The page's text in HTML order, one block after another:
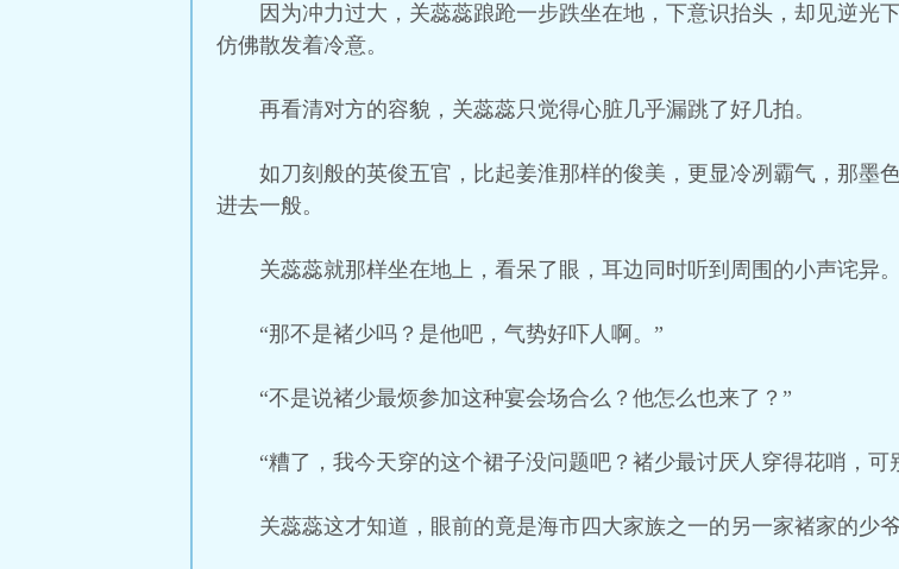
因为冲力过大，关蕊蕊踉跄一步跌坐在地，下意识抬头，却见逆光
仿佛散发着冷意。
再看清对方的容貌，关蕊蕊只觉得心脏几乎漏跳了好几拍。
如刀刻般的英俊五官，比起姜淮那样的俊美，更显冷冽霸气，那墨
进去一般。
关蕊蕊就那样坐在地上，看呆了眼，耳边同时听到周围的小声诧异。
“那不是褚少吗？是他吧，气势好吓人啊。”
“不是说褚少最烦参加这种宴会场合么？他怎么也来了？”
“糟了，我今天穿的这个裙子没问题吧？褚少最讨厌人穿得花哨，可
关蕊蕊这才知道，眼前的竟是海市四大家族之一的另一家褚家的少爷